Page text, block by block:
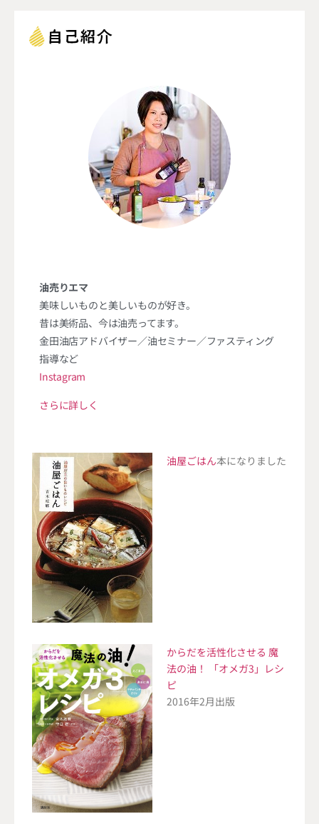
油売りエマ
美味しいものと美しいものが好き。
昔は美術品、今は油売ってます。
金田油店アドバイザー／油セミナー／ファスティング
指導など
Instagram
さらに詳しく
油屋ごはん本になりました
からだを活性化させる 魔
法の油！ 「オメガ3」レシ
ピ
2016年2月出版